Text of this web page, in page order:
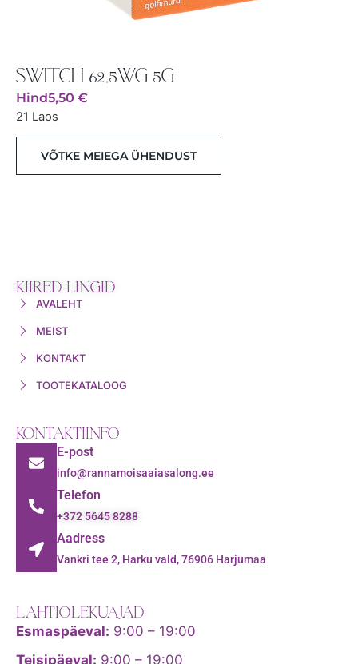
SWITCH 62,5WG 5G
Hind5,50 €
21 Laos
VÕTKE MEIEGA ÜHENDUST
KIIRED LINGID
AVALEHT
MEIST
KONTAKT
TOOTEKATALOOG
KONTAKTIINFO
E-post
info@rannamoisaaiasalong.ee
Telefon
+372 5645 8288
Aadress
Vankri tee 2, Harku vald, 76906 Harjumaa
LAHTIOLEKUAJAD
Esmaspäeval: 9:00 – 19:00
Teisipäeval: 9:00 – 19:00